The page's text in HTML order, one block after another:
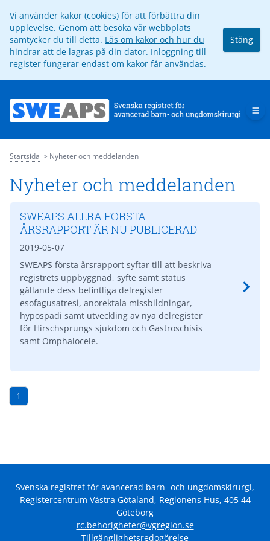
Vi använder kakor (cookies) för att förbättra din
upplevelse. Genom att besöka vår webbplats
samtycker du till detta. Läs om kakor och hur du
hindrar att de lagras på din dator. Inloggning till
register fungerar endast om kakor får användas.
Stäng
Startsida Nyheter och meddelanden
Nyheter och meddelanden
SWEAPS ALLRA FÖRSTA
ÅRSRAPPORT ÄR NU PUBLICERAD
2019-05-07
SWEAPS första årsrapport syftar till att beskriva
registrets uppbyggnad, syfte samt status
gällande dess befintliga delregister
esofagusatresi, anorektala missbildningar,
hypospadi samt utveckling av nya delregister
för Hirschsprungs sjukdom och Gastroschisis
samt Omphalocele.
1
Svenska registret för avancerad barn- och ungdomskirurgi,
Registercentrum Västra Götaland, Regionens Hus, 405 44
Göteborg
rc.behorigheter@vgregion.se
Tillgänglighetsredogörelse